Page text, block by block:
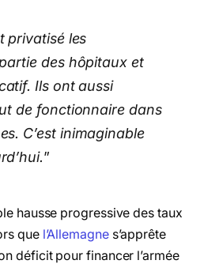
privatisé les
des hôpitaux et
Ils ont aussi
de fonctionnaire dans
C’est inimaginable
”
hausse progressive des taux
que l’Allemagnes’apprête
déficit pour financer l’armée